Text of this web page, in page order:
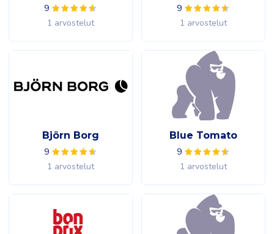
9
1 arvostelut
9
1 arvostelut
Björn Borg
9
1 arvostelut
Blue Tomato
9
1 arvostelut